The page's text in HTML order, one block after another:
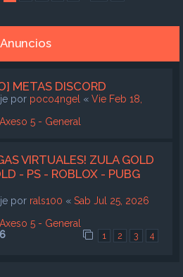
Anuncios
METAS DISCORD
por poco4ngel « Vie Feb 18,
Axeso 5 - General
VIRTUALES! ZULA GOLD
- PS - ROBLOX - PUBG
por rals100 « Sab Jul 25, 2026
Axeso 5 - General
1 2 3 4